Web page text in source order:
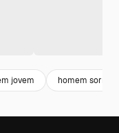
jovem homem